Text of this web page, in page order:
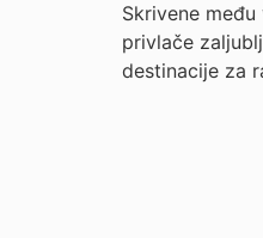
Skrivene
privlače
destinacije za